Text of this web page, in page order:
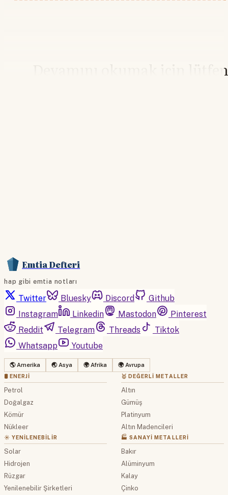
Devamını okumak için lütfen
Emtia Defteri
hap gibi emtia notları
Twitter Bluesky Discord
Github
Instagram
Linkedin Mastodon
Pinterest
Reddit
Telegram Threads
Tiktok
Whatsapp
Youtube
🌎 Amerika 🌏 Asya 🌍 Afrika 🌍 Avrupa
🛢 ENERJI
Petrol
Doğalgaz
Kömür
Nükleer
☀️ YENILENEBILIR
Solar
Hidrojen
Rüzgar
Yenilenebilir Şirketleri
🥇 DEĞERLI METALLER
Altın
Gümüş
Platinyum
Altın Madencileri
🏭 SANAYI METALLERI
Bakır
Alüminyum
Kalay
Çinko